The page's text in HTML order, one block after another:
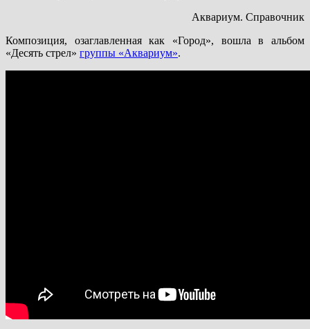
Аквариум. Справочник
Композиция, озаглавленная как «Город», вошла в альбом
«Десять стрел» группы «Аквариум».